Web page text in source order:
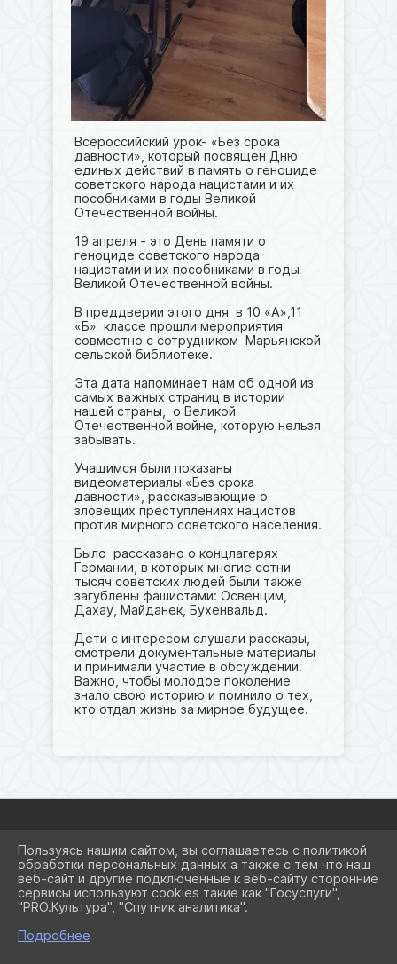
Всероссийский урок- «Без срока
давности», который посвящен Дню
единых действий в память о геноциде
советского народа нацистами и их
пособниками в годы Великой
Отечественной войны.
19 апреля - это День памяти о
геноциде советского народа
нацистами и их пособниками в годы
Великой Отечественной войны.
В преддверии этого дня в 10 «А»,11
«Б» классе прошли мероприятия
совместно с сотрудником Марьянской
сельской библиотеке.
Эта дата напоминает нам об одной из
самых важных страниц в истории
нашей страны, о Великой
Отечественной войне, которую нельзя
забывать.
Учащимся были показаны
видеоматериалы «Без срока
давности», рассказывающие о
зловещих преступлениях нацистов
против мирного советского населения.
Было рассказано о концлагерях
Германии, в которых многие сотни
тысяч советских людей были также
загублены фашистами: Освенцим,
Дахау, Майданек, Бухенвальд.
Дети с интересом слушали рассказы,
смотрели документальные материалы
и принимали участие в обсуждении.
Важно, чтобы молодое поколение
знало свою историю и помнило о тех,
кто отдал жизнь за мирное будущее.
2026 Г. SCHOOL8KRSRM.RU
ВХОД
КАРТА САЙТА
ПОЛИТИКА ОБРАБОТКИ
Пользуясь нашим сайтом, вы соглашаетесь с политикой
обработки персональных данных а также с тем что наш
веб-сайт и другие подключенные к веб-сайту сторонние
сервисы используют cookies такие как "Госуслуги",
"PRO.Культура", "Спутник аналитика".
Подробнее